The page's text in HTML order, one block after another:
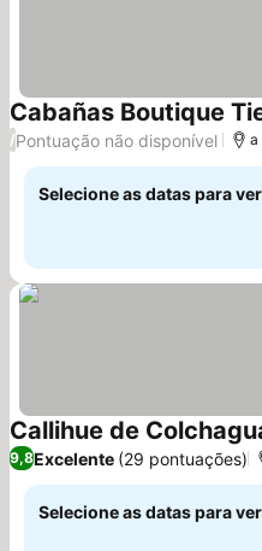
Cabañas Boutique
/Pontuação não disponível a
Selecione as datas para
Callihue de
9,8Excelente (29 pontuações)
Selecione as datas para